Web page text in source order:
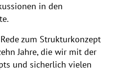
in den
zum Strukturkonzept
Jahre, die wir mit der
und sicherlich vielen